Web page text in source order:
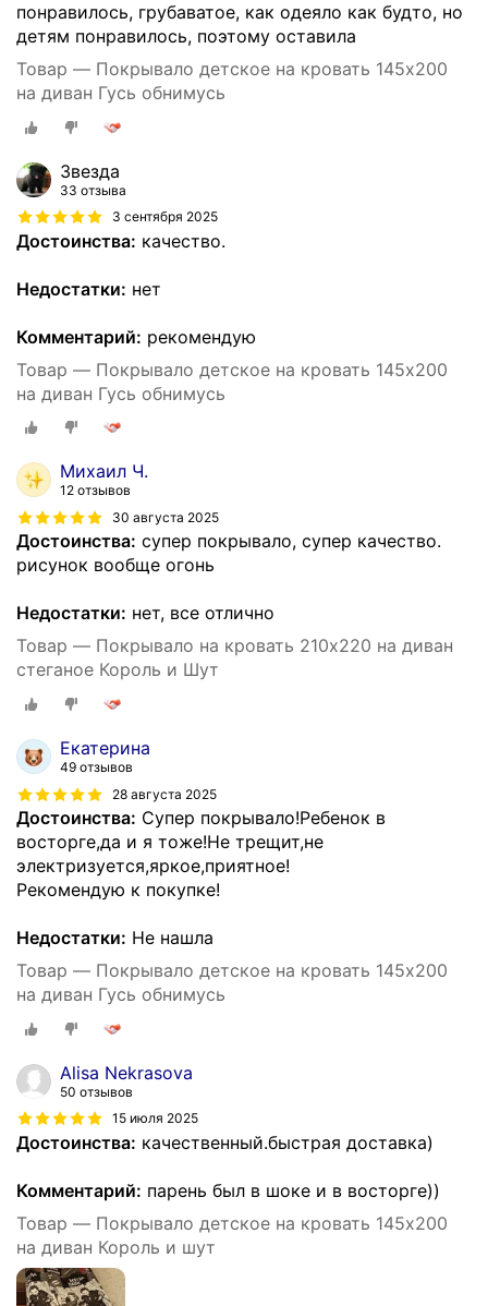
понравилось, грубаватое, как одеяло как будто, но
детям понравилось, поэтому оставила
Товар — Покрывало детское на кровать 145х200
на диван Гусь обнимусь
Звезда
33 отзыва
3 сентября 2025
Достоинства: качество.
Недостатки: нет
Комментарий: рекомендую
Товар — Покрывало детское на кровать 145х200
на диван Гусь обнимусь
Михаил Ч.
12 отзывов
30 августа 2025
Достоинства: супер покрывало, супер качество.
рисунок вообще огонь
Недостатки: нет, все отлично
Товар — Покрывало на кровать 210х220 на диван
стеганое Король и Шут
Екатерина
49 отзывов
28 августа 2025
Достоинства: Супер покрывало!Ребенок в
восторге,да и я тоже!Не трещит,не
электризуется,яркое,приятное!
Рекомендую к покупке!
Недостатки: Не нашла
Товар — Покрывало детское на кровать 145х200
на диван Гусь обнимусь
Alisa Nekrasova
50 отзывов
15 июля 2025
Достоинства: качественный.быстрая доставка)
Комментарий: парень был в шоке и в восторге))
Товар — Покрывало детское на кровать 145х200
на диван Король и шут